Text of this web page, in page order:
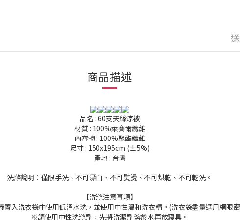
商品描述
品名 : 60支天絲涼被
材質 : 100%萊賽爾纖維
內容物 : 100%聚酯纖維
尺寸 : 150x195cm (±5%)
產地 : 台灣
洗滌說明：僅限手洗、不可漂白、不可熨燙、不可烘乾、不可乾洗。
【洗滌注意事項】
置入洗衣袋中使用低溫水洗，並使用中性溫和洗衣精。(洗衣袋盡量選用網眼
※請使用中性洗滌劑，先將洗潔劑溶於水再放寢具。